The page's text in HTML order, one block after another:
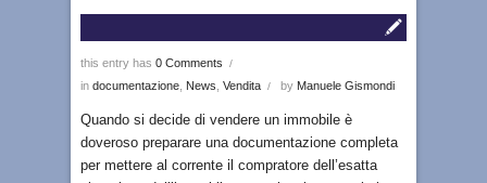
this entry has 0 Comments /
in documentazione News Vendita / by Manuele Gismondi
Quando si decide di vendere un immobile è
doveroso preparare una documentazione completa
per mettere al corrente il compratore dell’esatta